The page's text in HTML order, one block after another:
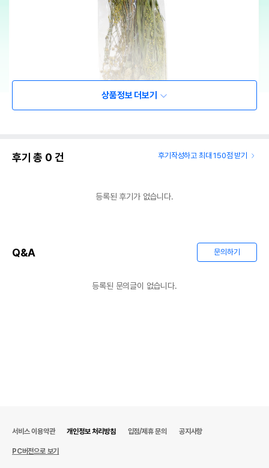
상품정보 더보기
후기 총 0 건 후기작성하고 최대 150점 받기
등록된 후기가 없습니다.
Q&A 문의하기
등록된 문의글이 없습니다.
서비스 이용약관 개인정보 처리방침 입점/제휴 문의 공지사항
PC버전으로 보기